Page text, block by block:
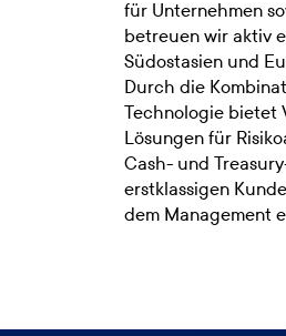
für Unternehmen
betreuen wir aktiv
Südostasien und
Durch die
Technologie bietet
Lösungen für
Cash- und
erstklassigen
dem Management